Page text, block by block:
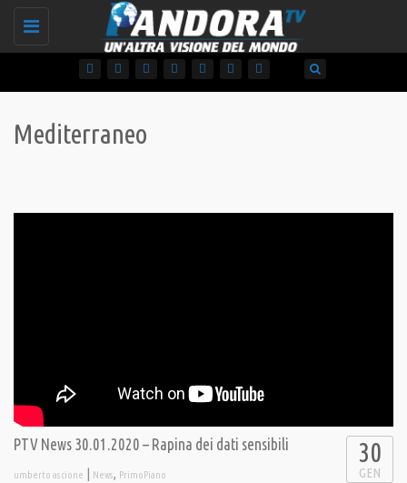
Toggle
Mediterraneo
PTV News 30.01.2020 – Rapina dei dati sensibili
umberto ascione | News, PrimoPiano
30
GEN